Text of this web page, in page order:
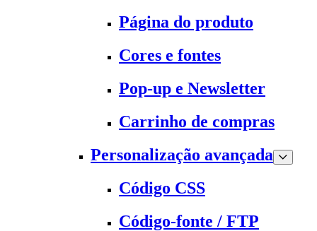
Página do produto
Cores e fontes
Pop-up e Newsletter
Carrinho de compras
Personalização avançada
Código CSS
Código-fonte / FTP